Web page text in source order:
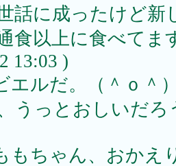
話に成ったけど新
食以上に食べて
13:03 )
エルだ。（＾ｏ＾
うっとおしいだ
もちゃん、おかえ